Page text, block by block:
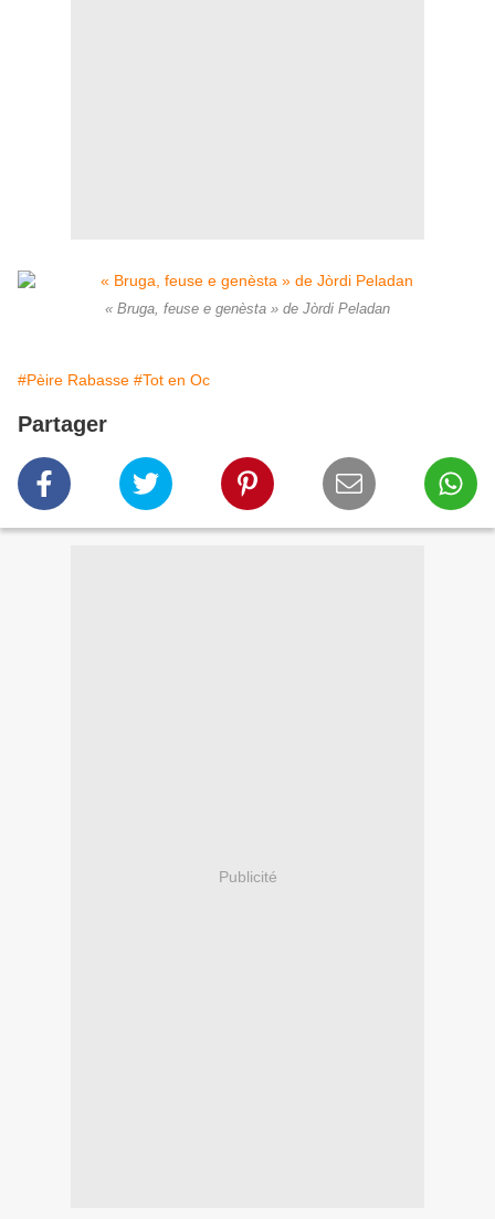
« Bruga, feuse e genèsta » de Jòrdi Peladan
#Pèire Rabasse #Tot en Oc
Partager
Publicité